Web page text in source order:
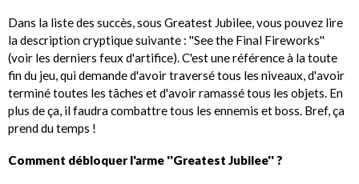
Dans la liste des succès, sous Greatest Jubilee, vous pouvez lire
la description cryptique suivante : ''See the Final Fireworks''
(voir les derniers feux d'artifice). C'est une référence à la toute
fin du jeu, qui demande d'avoir traversé tous les niveaux, d'avoir
terminé toutes les tâches et d'avoir ramassé tous les objets. En
plus de ça, il faudra combattre tous les ennemis et boss. Bref, ça
prend du temps !
Comment débloquer l'arme ''Greatest Jubilee'' ?